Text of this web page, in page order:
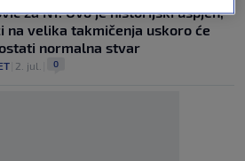
za N1: Ovo je historijski uspjeh,
na velika takmičenja uskoro će
normalna stvar
2. jul. 0